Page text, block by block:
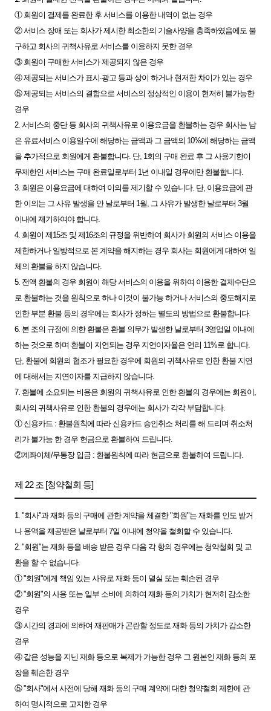
① 회원이 결제를 완료한 후 서비스를 이용한 내역이 없는 경우
② 서비스 장애 또는 회사가 제시한 최소한의 기술사양을 충족하였음에도 불
구하고 회사의 귀책사유로 서비스를 이용하지 못한 경우
③ 회원이 구매한 서비스가 제공되지 않은 경우
④ 제공되는 서비스가 표시∙광고 등과 상이 하거나 현저한 차이가 있는 경우
⑤ 제공되는 서비스의 결함으로 서비스의 정상적인 이용이 현저히 불가능한
경우
2. 서비스의 중단 등 회사의 귀책사유로 이용요금을 환불하는 경우 회사는 남
은 유료서비스 이용일수에 해당하는 금액과 그 금액의 10%에 해당하는 금액
을 추가적으로 회원에게 환불합니다. 단, 1회의 구매 완료 후 그 사용기한이
무제한인 서비스는 구매 완료일로부터 1년 이내일 경우에만 환불합니다.
3. 회원은 이용요금에 대하여 이의를 제기할 수 있습니다. 단, 이용요금에 관
한 이의는 그 사유 발생을 안 날로부터 1월, 그 사유가 발생한 날로부터 3월
이내에 제기하여야 합니다.
4. 회원이 제15조 및 제16조의 규정을 위반하여 회사가 회원의 서비스 이용을
제한하거나 일방적으로 본 계약을 해지하는 경우 회사는 회원에게 대하여 일
체의 환불을 하지 않습니다.
5. 전액 환불의 경우 회원이 해당 서비스의 이용을 위하여 이용한 결제수단으
로 환불하는 것을 원칙으로 하나 이것이 불가능 하거나 서비스의 중도해지로
인한 부분 환불 등의 경우에는 회사가 정하는 별도의 방법으로 환불합니다.
6. 본 조의 규정에 의한 환불은 환불 의무가 발생한 날로부터 3영업일 이내에
하는 것으로 하며 환불이 지연되는 경우 지연이자율은 연리 11%로 합니다.
단, 환불에 회원의 협조가 필요한 경우에 회원의 귀책사유로 인한 환불 지연
에 대해서는 지연이자를 지급하지 않습니다.
7. 환불에 소요되는 비용은 회원의 귀책사유로 인한 환불의 경우에는 회원이,
회사의 귀책사유로 인한 환불의 경우에는 회사가 각각 부담합니다.
① 신용카드 : 환불원칙에 따라 신용카드 승인취소 처리를 해 드리며 취소처
리가 불가능 한 경우 현금으로 환불하여 드립니다.
②계좌이체/무통장 입금 : 환불원칙에 따라 현금으로 환불하여 드립니다.
제 22 조 [청약철회 등]
1. "회사"과 재화 등의 구매에 관한 계약을 체결한 "회원"는 재화를 인도 받거
나 용역을 제공받은 날로부터 7일 이내에 청약을 철회할 수 있습니다.
2. "회원"는 재화 등을 배송 받은 경우 다음 각 항의 경우에는 청약철회 및 교
환을 할 수 없습니다.
① "회원"에게 책임 있는 사유로 재화 등이 멸실 또는 훼손된 경우
② "회원"의 사용 또는 일부 소비에 의하여 재화 등의 가치가 현저히 감소한
경우
③ 시간의 경과에 의하여 재판매가 곤란할 정도로 재화 등의 가치가 감소한
경우
④ 같은 성능을 지닌 재화 등으로 복제가 가능한 경우 그 원본인 재화 등의 포
장을 훼손한 경우
⑤ "회사"에서 사전에 당해 재화 등의 구매 계약에 대한 청약철회 제한에 관
하여 명시적으로 고지한 경우